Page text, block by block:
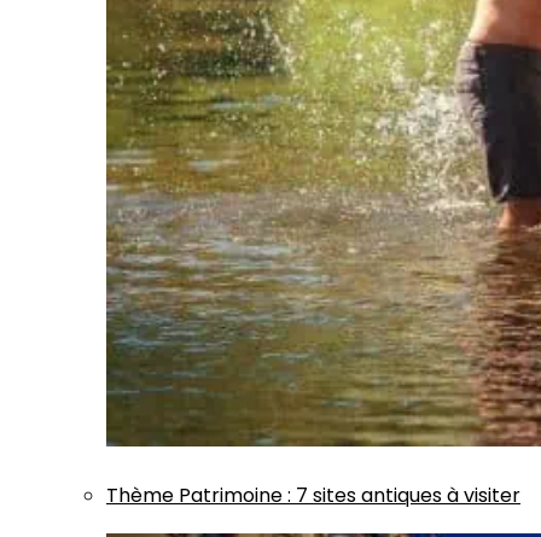
Thème Patrimoine: 7 sites antiques à visiter